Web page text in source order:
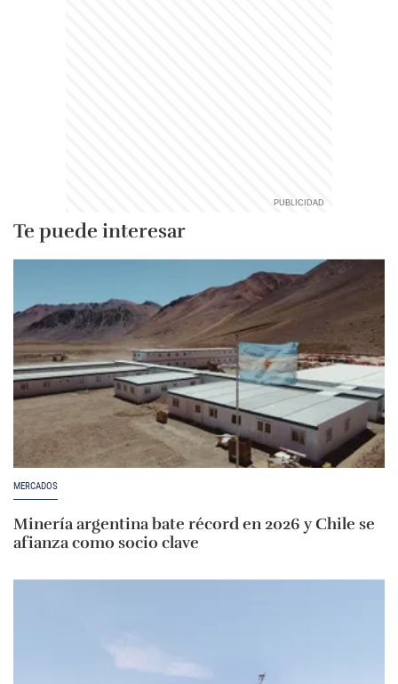
Te puede interesar
MERCADOS
Minería argentina bate récord en 2026 y Chile se
afianza como socio clave